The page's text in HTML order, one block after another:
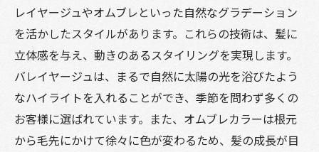
レイヤージュやオムブレといった自然なグラデーション
を活かしたスタイルがあります。これらの技術は、髪に
立体感を与え、動きのあるスタイリングを実現します。
バレイヤージュは、まるで自然に太陽の光を浴びたよう
なハイライトを入れることができ、季節を問わず多くの
お客様に選ばれています。また、オムブレカラーは根元
から毛先にかけて徐々に色が変わるため、髪の成長が目